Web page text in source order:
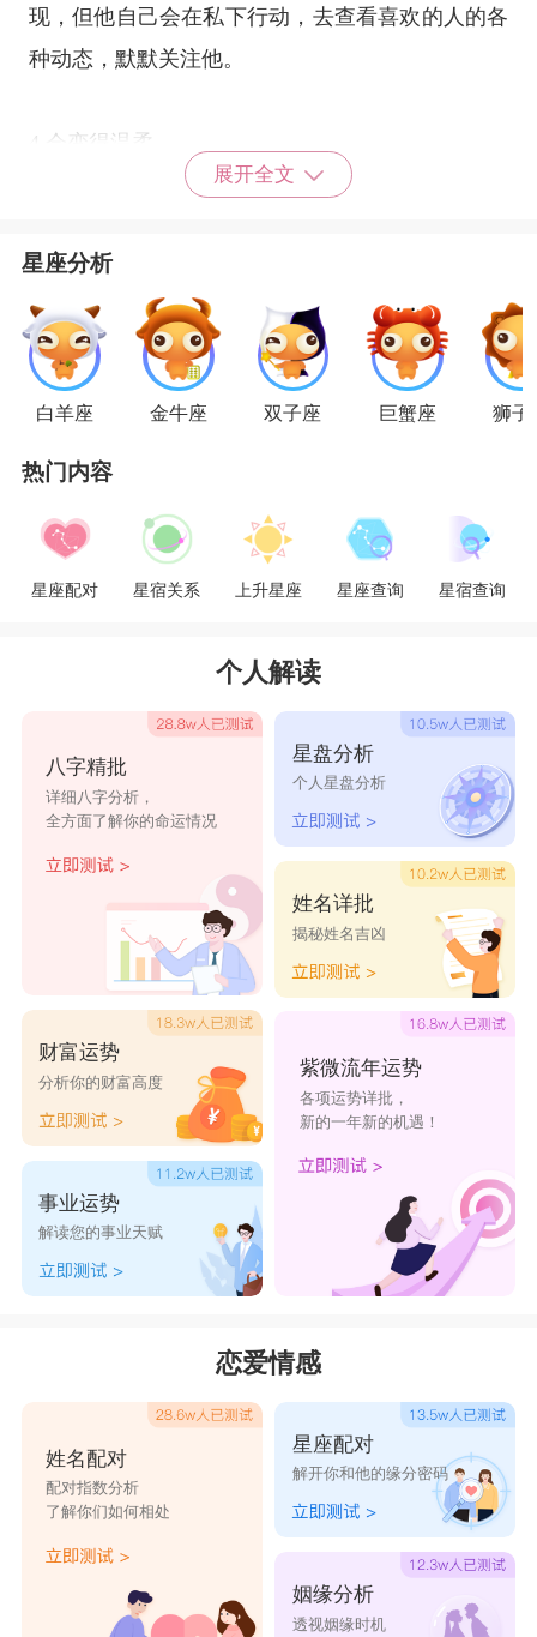
现，但他自己会在私下行动，去查看喜欢的人的各
种动态，默默关注他。
4.会变得温柔
天蝎男在朋友中还是很有气场的，但是有了喜欢的
在意你的身体，对你早安午安晚安。
星座乐原创文章，转载需注明出处
展开全文
星座分析
白羊座 金牛座 双子座 巨蟹座 狮子
热门内容
星座配对 星宿关系 上升星座 星座查询 星宿查询
个人解读
八字精批
详细八字分析，
全方面了解你的命运情况
财富运势
分析你的财富高度
事业运势
解读您的事业天赋
星盘分析
个人星盘分析
姓名详批
揭秘姓名吉凶
紫微流年运势
各项运势详批，
新的一年新的机遇！
恋爱情感
姓名配对
配对指数分析
了解你们如何相处
星座配对
解开你和他的缘分密码
姻缘分析
透视姻缘时机